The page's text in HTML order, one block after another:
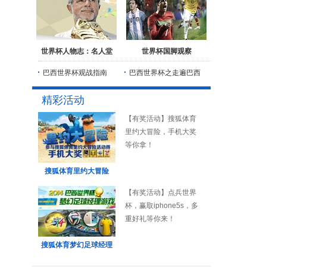
世界杯人物志：名人堂 世界杯国脚观察
巴西世界杯观战指南 巴西世界杯之走遍巴西
精彩活动
搜狐体育里约大冒险
【有奖活动】搜狐体育
里约大冒险，手机大奖
等你拿！
搜狐体育梦幻足球经理
【有奖活动】点兵世界
杯，赢取iphone5s，多
重好礼等你来！